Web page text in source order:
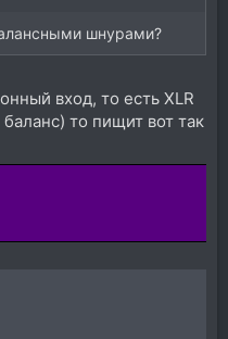
шнурами?
вход, то есть XLR
то пищит вот так